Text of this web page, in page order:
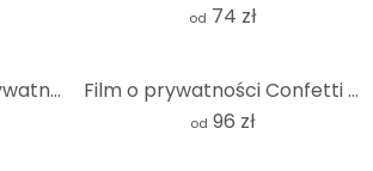
od 74 zł
Folia zapewniająca prywatność Holland tiles 03 Film o prywatności Confetti & Cream - All of me loves all of you
od 96 zł